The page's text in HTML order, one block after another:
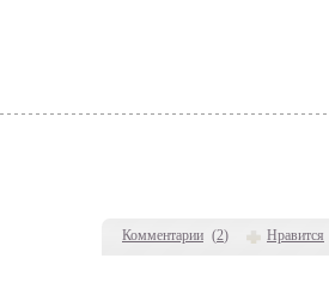
Комментарии (2) Нравится